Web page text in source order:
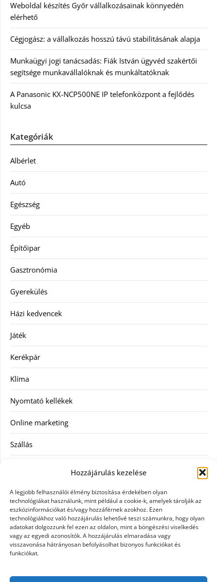
Hozzájárulás kezelése
A legjobb felhasználói élmény biztosítása érdekében olyan
technológiákat használunk, mint például a cookie-k, amelyek tárolják az
eszközinformációkat és/vagy hozzáférnek azokhoz. Ezen
technológiákhoz való hozzájárulás lehetővé teszi számunkra, hogy olyan
adatokat dolgozzunk fel ezen az oldalon, mint a böngészési viselkedés
vagy az egyedi azonosítók. A hozzájárulás elmaradása vagy
visszavonása hátrányosan befolyásolhat bizonyos funkciókat és
funkciókat.
Weboldal készítés Győr vállalkozásainak könnyedén
elérhető
Cégjogász: a vállalkozás hosszú távú stabilitásának alapja
Munkaügyi jogi tanácsadás: Fiák István ügyvéd szakértői
segítsége munkavállalóknak és munkáltatóknak
A Panasonic KX-NCP500NE IP telefonközpont a fejlődés
kulcsa
Kategóriák
Albérlet
Autó
Egészség
Egyéb
Építőipar
Gasztronómia
Gyerekülés
Házi kedvencek
Játék
Kerékpár
Klíma
Nyomtató kellékek
Online marketing
Szállás
Szellőztető
Szolgáltatás
Táskák
Utazás
Vásárlás